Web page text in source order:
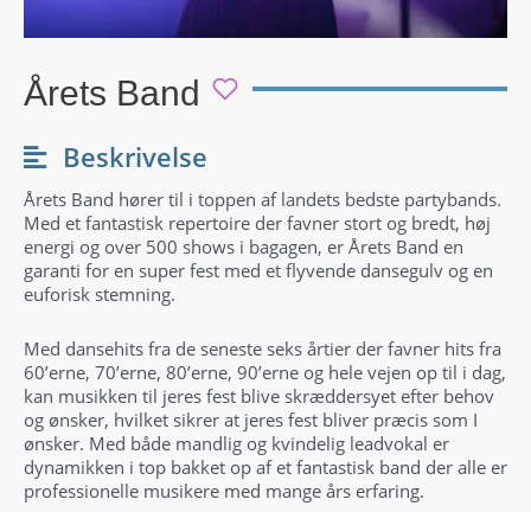
Årets Band
Beskrivelse
Årets Band hører til i toppen af landets bedste partybands.
Med et fantastisk repertoire der favner stort og bredt, høj
energi og over 500 shows i bagagen, er Årets Band en
garanti for en super fest med et flyvende dansegulv og en
euforisk stemning.
Med dansehits fra de seneste seks årtier der favner hits fra
60’erne, 70’erne, 80’erne, 90’erne og hele vejen op til i dag,
kan musikken til jeres fest blive skræddersyet efter behov
og ønsker, hvilket sikrer at jeres fest bliver præcis som I
ønsker. Med både mandlig og kvindelig leadvokal er
dynamikken i top bakket op af et fantastisk band der alle er
professionelle musikere med mange års erfaring.